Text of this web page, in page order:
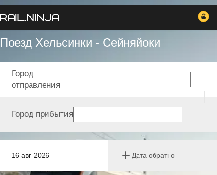
Поезд Хельсинки - Сейняйоки
16 авг. 2026 Дата обратно
Город
отправления
Город прибытия